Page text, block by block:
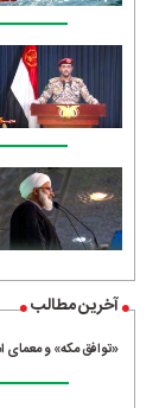
آخرین مطالب
«توافق مکه» و معمای